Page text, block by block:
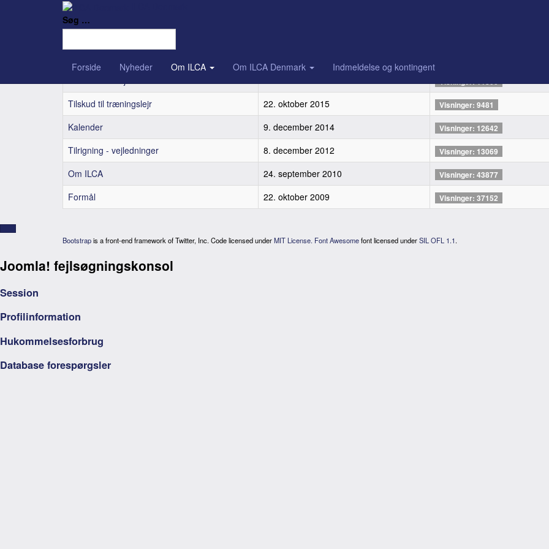
Søg …
Forside Nyheder Om ILCA Om ILCA Denmark Indmeldelse og kontingent
Visninger: 11800
Tilskud til træningslejr 22. oktober 2015 Visninger: 9481
Kalender 9. december 2014 Visninger: 12642
Tilrigning - vejledninger 8. december 2012 Visninger: 13069
Om ILCA 24. september 2010 Visninger: 43877
Formål 22. oktober 2009 Visninger: 37152
Bootstrapis a front-end framework of Twitter, Inc. Code licensed underMIT License. Font Awesomefont licensed underSIL OFL 1.1.
Joomla! fejlsøgningskonsol
Session
Profilinformation
Hukommelsesforbrug
Database forespørgsler